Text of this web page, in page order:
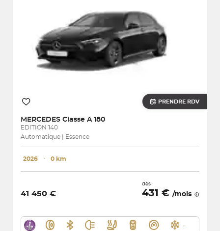
PRENDRE RDV
MERCEDES Classe A 180
EDITION 140
Automatique | Essence
2026 ･ 0 km
41 450 €
dès
431 € /mois